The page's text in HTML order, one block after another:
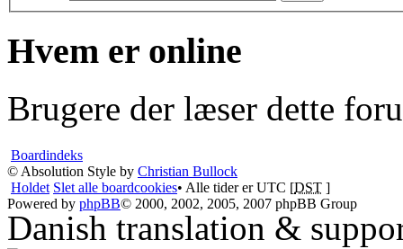
Hvem er online
Brugere der læser dette
Boardindeks
© Absolution Style by Christian Bullock
Holdet Slet alle boardcookies• Alle tider er UTC [DST ]
Powered by phpBB© 2000, 2002, 2005, 2007 phpBB Group
Danish translation &